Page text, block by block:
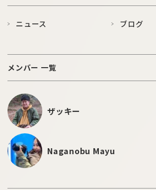
ニュース ブログ
メンバー 一覧
ザッキー
Naganobu Mayu